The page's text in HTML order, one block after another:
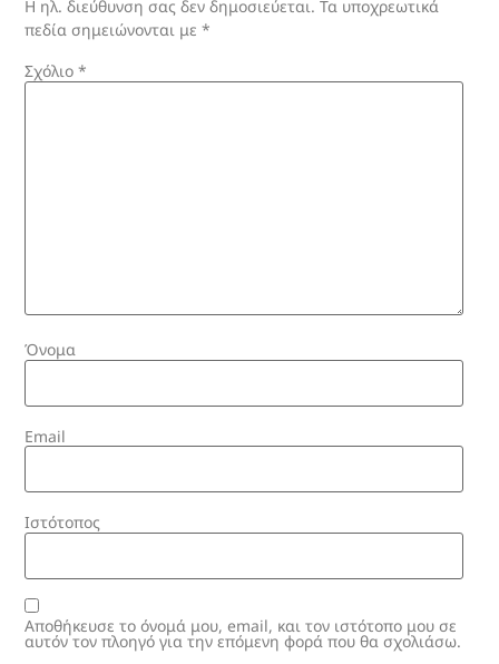
Η ηλ. διεύθυνση σας δεν δημοσιεύεται. Τα υποχρεωτικά
πεδία σημειώνονται με*
Σχόλιο*
Όνομα
Email
Ιστότοπος
Αποθήκευσε το όνομά μου, email, και τον ιστότοπο μου σε
αυτόν τον πλοηγό για την επόμενη φορά που θα σχολιάσω.